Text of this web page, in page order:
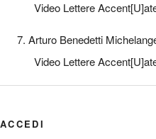
Video Lettere
7. Arturo Benedetti
Video Lettere
ACCEDI